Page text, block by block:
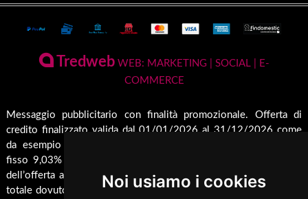
Noi usiamo i cookies
Servizio di Assistenza Post Vendita
Rendicondazione erogazioni pubbliche
Rivestimenti su misura
Pellet
Termocamini
Camini
Inserti
Caldaie
Barbecue
Cucina
Terms and Privacy
Condizioni generali di vendita
Pagamenti Disponibili
Spedizione & Imballaggio
Cambio e Restituzione Merci
Tredweb WEB: MARKETING | SOCIAL | E-
COMMERCE
Messaggio pubblicitario con finalità promozionale. Offerta di
credito finalizzato valida dal 01/01/2026 al 31/12/2026 come
da esempio rappresentativo: Prezzo del bene € 1000,00 Tan
fisso 9,03% Taeg 9,42%, in 24 rate da € 45,7 costi accessori
dell’offerta azzerati. Importo totale del credito € 1000. Importo
totale dovuto dal Consumatore € 1096,8. Al fine di gestire le tue